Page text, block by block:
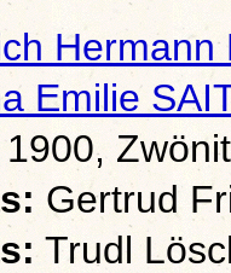
Hermann
Emilie
Gertrud
Trudl